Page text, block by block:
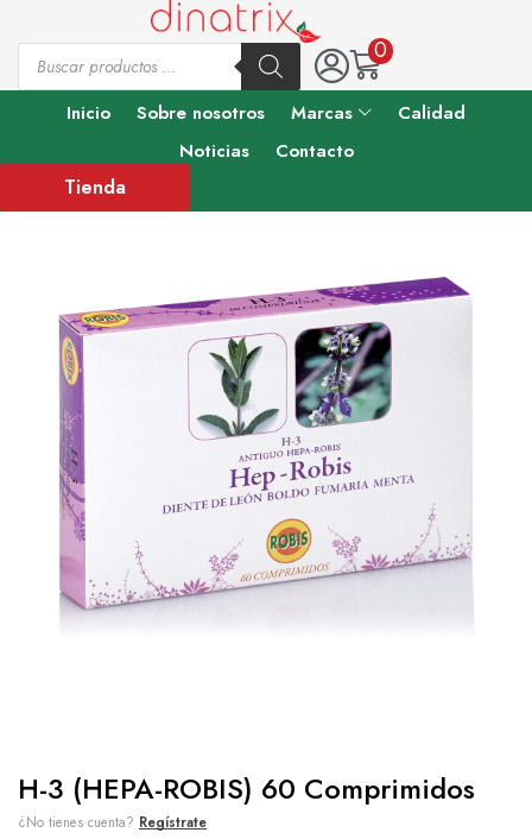
0
Inicio Sobre nosotros Marcas
Calidad
Noticias
Contacto
Tienda
H-3 (HEPA-ROBIS) 60 Comprimidos
¿No tienes cuenta? Regístrate